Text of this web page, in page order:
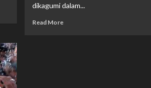
dikagumi dalam...
Read More